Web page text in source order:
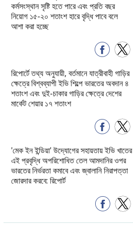
কর্মসংস্থান সৃষ্টি হতে পারে এবং প্রতি বছর
নিয়োগ ১৫-২০ শতাংশ হারে বৃদ্ধি পাবে বলে
আশা করা হচ্ছে
রিপোর্টে তথ্য অনুযায়ী, বর্তমানে যাত্রীবাহী গাড়ির
ক্ষেত্রে বিশ্বব্যাপী ইভি শিল্পে ভারতের অবদান ৪
শতাংশ এবং দুই-চাকার গাড়ির ক্ষেত্রে দেশের
মার্কেট শেয়ার ১৭ শতাংশ
'মেক ইন ইন্ডিয়া' উদ্যোগের সহায়তায় ইভি খাতের
এই প্রবৃদ্ধি অপরিশোধিত তেল আমদানির ওপর
ভারতের নির্ভরতা কমাবে এবং জ্বালানি নিরাপত্তা
জোরদার করবে: রিপোর্ট